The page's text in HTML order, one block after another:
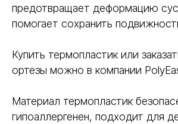
предотвращает деформацию
помогает сохранить
Купить термопластик или
ортезы можно в компании
Материал термопластик
гипоаллергенен, подходит для